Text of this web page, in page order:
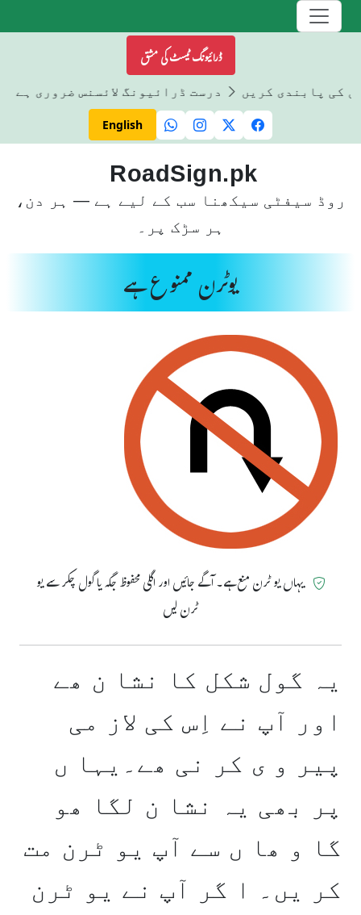
ڈرائیونگ ٹیسٹ کی مشق
کی پابندی کریں درست ڈرائیونگ لائسنس ضروری ہے
English
RoadSign.pk
روڈ سیفٹی سیکھنا سب کے لیے ہے — ہر دن،
ہر سڑک پر۔
یوٹرن ممنوع ہے
یہاں یو ٹرن منع ہے۔ آگے جائیں اور اگلی محفوظ جگہ یا گول چکر سے یو
ٹرن لیں
یہ گول شکل کا نشا ن ھے
اور آپ نے اِس کی لاز می
پیر و ی کر نی ھے۔یہا ں
پر بھی یہ نشا ن لگا ھو
گا و ھا ں سے آپ یو ٹرن مت
کر یں۔ ا گر آپ نے یو ٹرن